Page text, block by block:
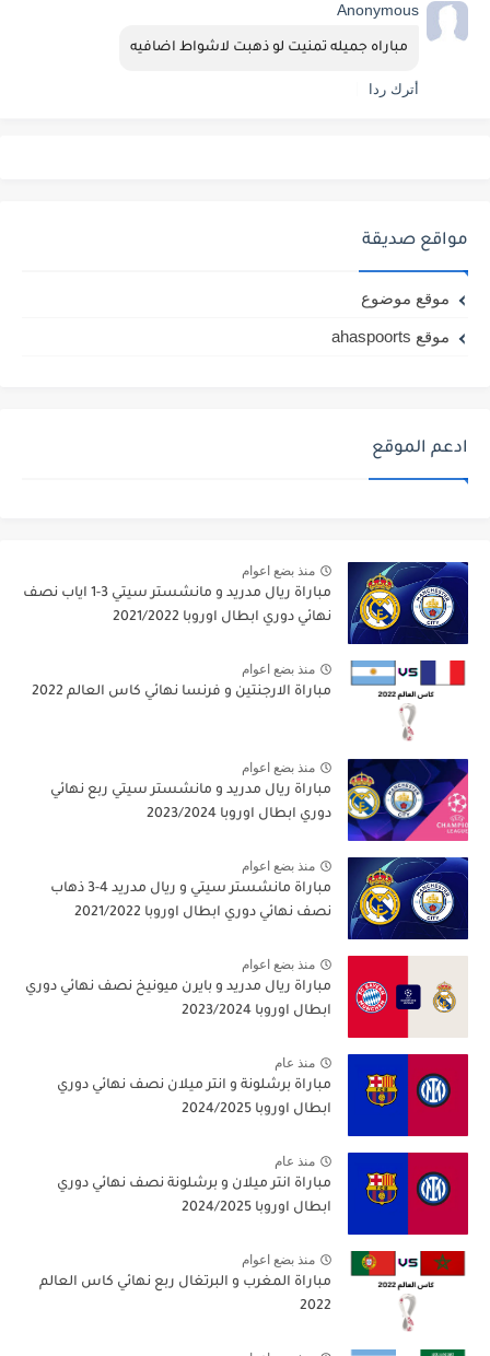
Anonymous
مباراه جميله تمنيت لو ذهبت لاشواط اضافيه
أترك ردا
مواقع صديقة
موقع موضوع
موقع ahaspoorts
ادعم الموقع
منذ بضع اعوام
مباراة ريال مدريد و مانشستر سيتي 3-1 اياب نصف
نهائي دوري ابطال اوروبا 2021/2022
منذ بضع اعوام
مباراة الارجنتين و فرنسا نهائي كاس العالم 2022
منذ بضع اعوام
مباراة ريال مدريد و مانشستر سيتي ربع نهائي
دوري ابطال اوروبا 2023/2024
منذ بضع اعوام
مباراة مانشستر سيتي و ريال مدريد 4-3 ذهاب
نصف نهائي دوري ابطال اوروبا 2021/2022
منذ بضع اعوام
مباراة ريال مدريد و بايرن ميونيخ نصف نهائي دوري
ابطال اوروبا 2023/2024
منذ عام
مباراة برشلونة و انتر ميلان نصف نهائي دوري
ابطال اوروبا 2024/2025
منذ عام
مباراة انتر ميلان و برشلونة نصف نهائي دوري
ابطال اوروبا 2024/2025
منذ بضع اعوام
مباراة المغرب و البرتغال ربع نهائي كاس العالم
2022